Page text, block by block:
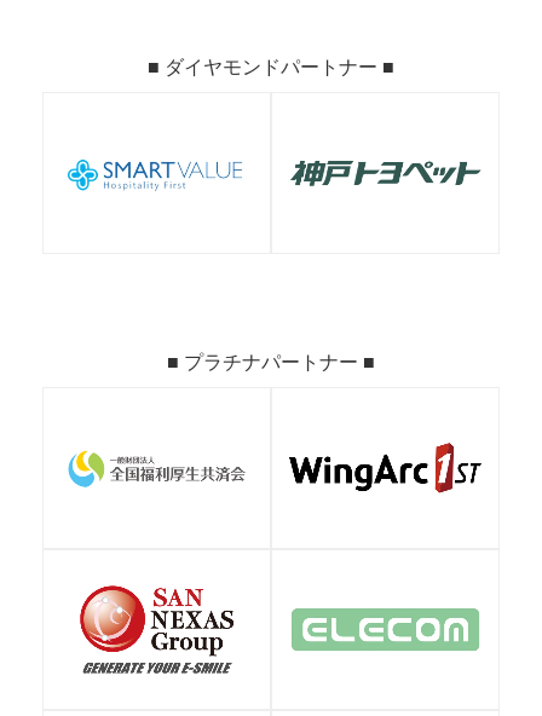
■ ダイヤモンドパートナー ■
■ プラチナパートナー ■